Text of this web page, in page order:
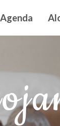
Agenda